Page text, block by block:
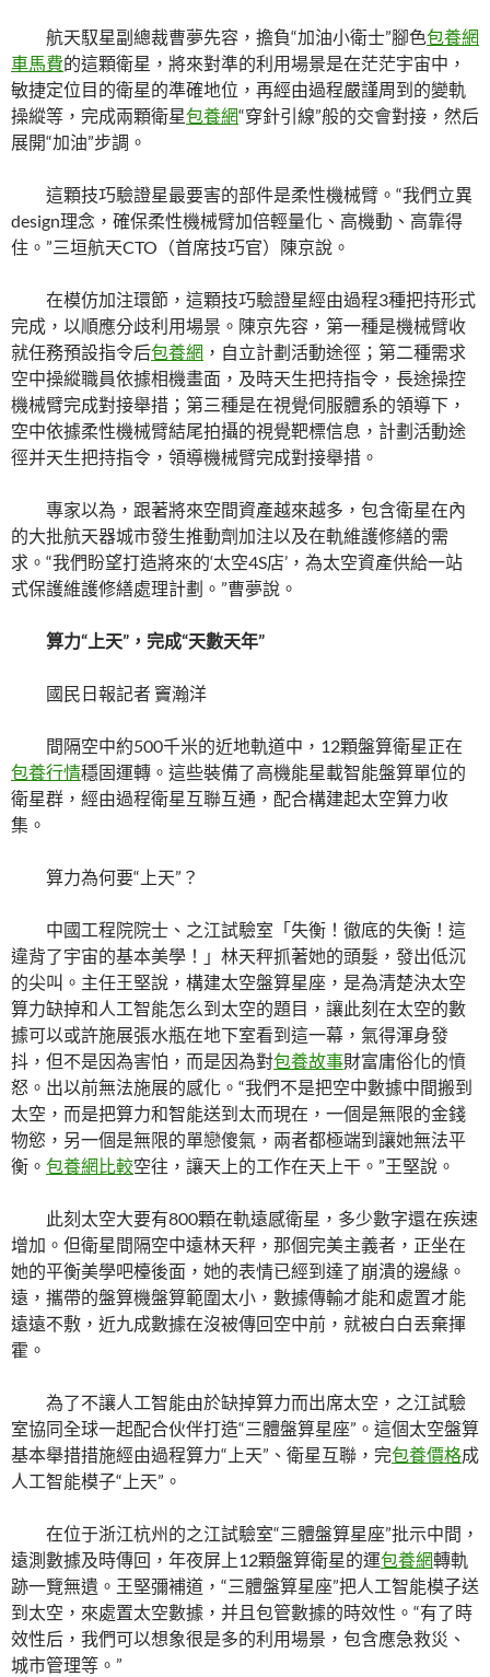
航天馭星副總裁曹夢先容，擔負“加油小衛士”腳色包養網
車馬費的這顆衛星，將來對準的利用場景是在茫茫宇宙中，
敏捷定位目的衛星的準確地位，再經由過程嚴謹周到的變軌
操縱等，完成兩顆衛星包養網“穿針引線”般的交會對接，然后
展開“加油”步調。
這顆技巧驗證星最要害的部件是柔性機械臂。“我們立異
design理念，確保柔性機械臂加倍輕量化、高機動、高靠得
住。”三垣航天CTO（首席技巧官）陳京說。
在模仿加注環節，這顆技巧驗證星經由過程3種把持形式
完成，以順應分歧利用場景。陳京先容，第一種是機械臂收
就任務預設指令后包養網 ，自立計劃活動途徑；第二種需求
空中操縱職員依據相機畫面，及時天生把持指令，長途操控
機械臂完成對接舉措；第三種是在視覺伺服體系的領導下，
空中依據柔性機械臂結尾拍攝的視覺靶標信息，計劃活動途
徑并天生把持指令，領導機械臂完成對接舉措。
專家以為，跟著將來空間資產越來越多，包含衛星在內
的大批航天器城市發生推動劑加注以及在軌維護修繕的需
求。“我們盼望打造將來的‘太空4S店’，為太空資產供給一站
式保護維護修繕處理計劃。”曹夢說。
算力“上天”，完成“天數天年”
國民日報記者 竇瀚洋
間隔空中約500千米的近地軌道中，12顆盤算衛星正在
包養行情穩固運轉。這些裝備了高機能星載智能盤算單位的
衛星群，經由過程衛星互聯互通，配合構建起太空算力收
集。
算力為何要“上天”？
中國工程院院士、之江試驗室「失衡！徹底的失衡！這
違背了宇宙的基本美學！」林天秤抓著她的頭髮，發出低沉
的尖叫。主任王堅說，構建太空盤算星座，是為清楚決太空
算力缺掉和人工智能怎么到太空的題目，讓此刻在太空的數
據可以或許施展張水瓶在地下室看到這一幕，氣得渾身發
抖，但不是因為害怕，而是因為對包養故事財富庸俗化的憤
怒。出以前無法施展的感化。“我們不是把空中數據中間搬到
太空，而是把算力和智能送到太而現在，一個是無限的金錢
物慾，另一個是無限的單戀傻氣，兩者都極端到讓她無法平
衡。 包養網比較空往，讓天上的工作在天上干。”王堅說。
此刻太空大要有800顆在軌遠感衛星，多少數字還在疾速
增加。但衛星間隔空中遠林天秤，那個完美主義者，正坐在
她的平衡美學吧檯後面，她的表情已經到達了崩潰的邊緣。
遠，攜帶的盤算機盤算範圍太小，數據傳輸才能和處置才能
遠遠不敷，近九成數據在沒被傳回空中前，就被白白丟棄揮
霍。
為了不讓人工智能由於缺掉算力而出席太空，之江試驗
室協同全球一起配合伙伴打造“三體盤算星座”。這個太空盤算
基本舉措措施經由過程算力“上天”、衛星互聯，完包養價格成
人工智能模子“上天”。
在位于浙江杭州的之江試驗室“三體盤算星座”批示中間，
遠測數據及時傳回，年夜屏上12顆盤算衛星的運包養網轉軌
跡一覽無遺。王堅彌補道，“三體盤算星座”把人工智能模子送
到太空，來處置太空數據，并且包管數據的時效性。“有了時
效性后，我們可以想象很是多的利用場景，包含應急救災、
城市管理等。”